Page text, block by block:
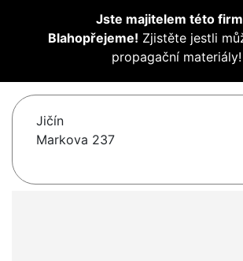
Jste majitelem této
Blahopřejeme! Zjistěte jestli
propagační materiály!
Jičín
Markova 237